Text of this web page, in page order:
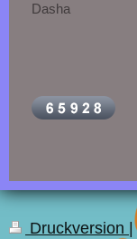
Dasha
Druckversion